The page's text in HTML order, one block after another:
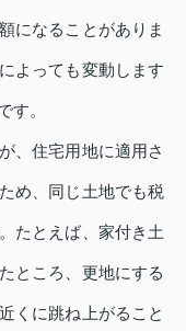
になることがありま
よっても変動します
す。
、住宅用地に適用さ
め、同じ土地でも税
たとえば、家付き土
ところ、更地にする
くに跳ね上がること